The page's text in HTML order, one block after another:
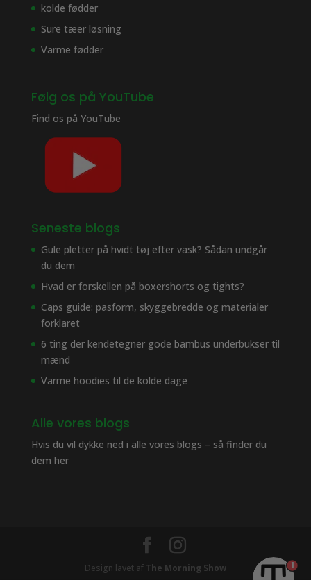
kolde fødder
Sure tæer løsning
Varme fødder
Følg os på YouTube
Find os på YouTube
Seneste blogs
Gule pletter på hvidt tøj efter vask? Sådan undgår
du dem
Hvad er forskellen på boxershorts og tights?
Caps guide: pasform, skyggebredde og materialer
forklaret
6 ting der kendetegner gode bambus underbukser til
mænd
Varme hoodies til de kolde dage
Alle vores blogs
Hvis du vil dykke ned i alle vores blogs – så finder du
dem her
Design lavet af The Morning Show 1